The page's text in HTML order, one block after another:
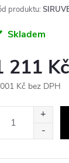
produktu:
Skladem
211 Kč
Kč bez DPH